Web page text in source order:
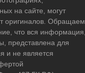
на сайте, могут
оригиналов. Обращаем
что вся информация,
представлена для
и не является